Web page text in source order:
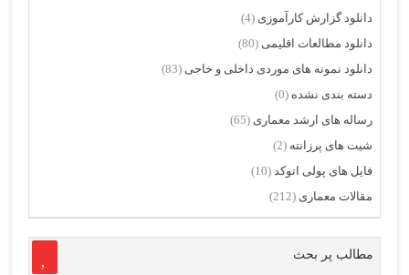
دانلود گزارش کارآموزی (4)
دانلود مطالعات اقلیمی (80)
دانلود نمونه های موردی داخلی و خاجی (83)
دسته بندی نشده (0)
رساله های ارشد معماری (65)
شیت های پرزانته (2)
فایل های پولی اتوکد (10)
مقالات معماری (212)
مطالب پر بحث